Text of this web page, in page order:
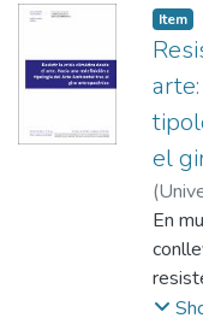
las
viven
Item
el
(
Juan
En
que